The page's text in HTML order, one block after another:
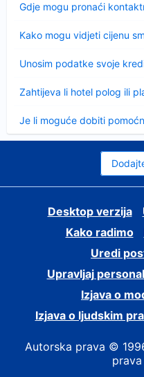
Gdje mogu pronaći
Kako mogu vidjeti cijenu
Unosim podatke svoje
Zahtijeva li hotel polog ili
Je li moguće dobiti
Desktop verzija
Kako radimo
Uredi
Upravljaj
Izjava o
Izjava o ljudskim
Autorska prava ©